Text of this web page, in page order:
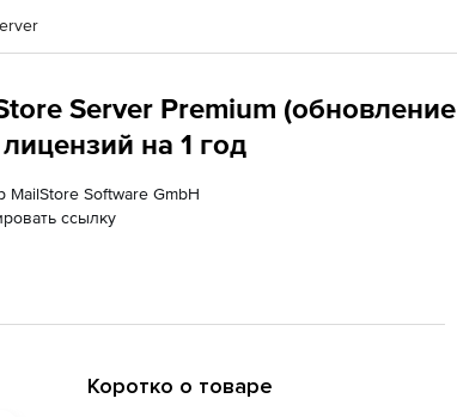
Server Premium (обновление
на 1 год
Software GmbH
ссылку
Коротко о товаре